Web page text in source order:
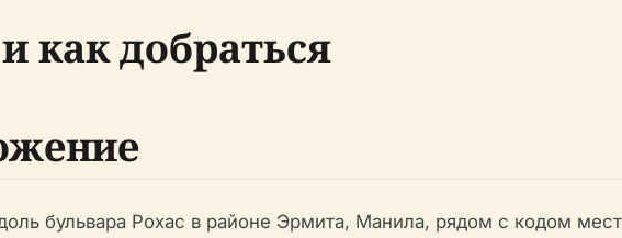
как добраться
бульвара Рохас в районе Эрмита, Манила, рядом с кодом